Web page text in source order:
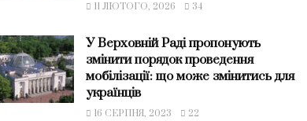
11 ЛЮТОГО, 2026 34
У Верховній Раді пропонують
змінити порядок проведення
мобілізації: що може змінитись для
українців
16 СЕРПНЯ, 2023 22